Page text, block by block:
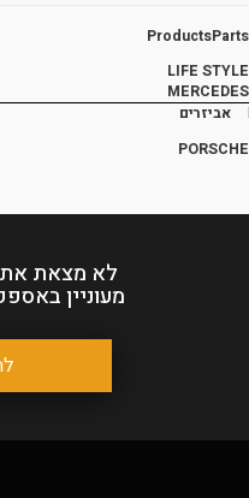
ProductsParts
LIFE STYLE
MERCEDES
אביזרים
PORSCHE
לא מצאת
מעוניין